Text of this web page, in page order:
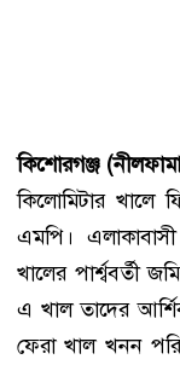
কিশোরগঞ্জ
কিলোমিটার খালে
এমপি।
খালের পার্শ্ববর্তী
এ খাল তাদের
ফেরা খাল খনন